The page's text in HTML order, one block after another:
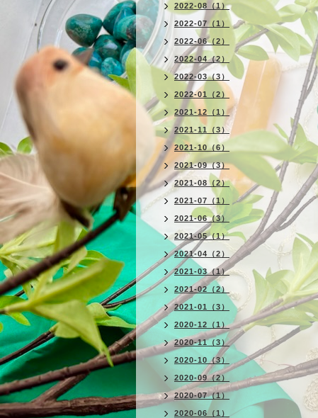
2022-08（1）
2022-07（1）
2022-06（2）
2022-04（2）
2022-03（3）
2022-01（2）
2021-12（1）
2021-11（3）
2021-10（6）
2021-09（3）
2021-08（2）
2021-07（1）
2021-06（3）
2021-05（1）
2021-04（2）
2021-03（1）
2021-02（2）
2021-01（3）
2020-12（1）
2020-11（3）
2020-10（3）
2020-09（2）
2020-07（1）
2020-06（1）